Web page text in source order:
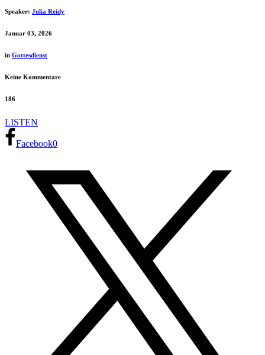
Speaker: Julia Reidy
Januar 03, 2026
in Gottesdienst
Keine Kommentare
186
LISTEN
Facebook0